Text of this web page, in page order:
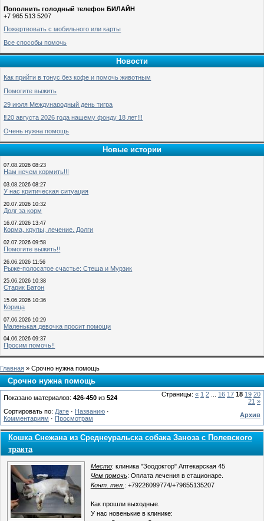
Пополнить голодный телефон БИЛАЙН
+7 965 513 5207
Пожертвовать с мобильного или карты
Все способы помочь
Новости
Как прийти в тонус без кофе и помочь животным
Помогите выжить
29 июля Международный день тигра
‼️20 августа 2026 года нашему фонду 18 лет!!!
Очень нужна помощь
Новые истории
07.08.2026 08:23
Нам нечем кормить!!!
03.08.2026 08:27
У нас критическая ситуация
20.07.2026 10:32
Долг за корм
16.07.2026 13:47
Корма, крупы, лечение. Долги
02.07.2026 09:58
Помогите выжить!!
26.06.2026 11:56
Рыже-полосатое счастье: Стеша и Мурзик
25.06.2026 10:38
Старик Батон
15.06.2026 10:36
Корица
07.06.2026 10:29
Маленькая девочка просит помощи
04.06.2026 09:37
Просим помочь!!
Главная » Срочно нужна помощь
Срочно нужна помощь
Показано материалов: 426-450 из 524 Страницы: « 1 2 16 17 18 19 20
21 »
Сортировать по: Дате · Названию ·
Комментариям · Просмотрам Архив
Кошка Снежана из Среднеуральска собака Заноза с Полевского
тракта
Место: клиника "Зоодоктор" Аптекарская 45
Чем помочь: Оплата лечения в стационаре.
Конт. тел. : +79226099774/+79655135207
Как прошли выходные.
У нас новенькие в клинике: